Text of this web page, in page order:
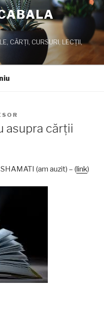
CĂRŢI, CURSURI, LECŢII,
asupra cărţii
(am auzit) – (link)